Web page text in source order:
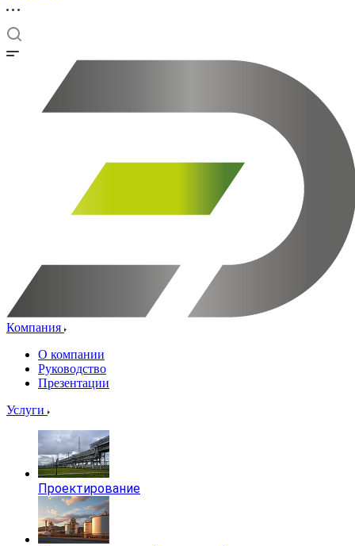
Компания
О компании
Руководство
Презентации
Услуги
Проектирование